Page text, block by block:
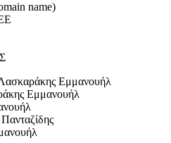
name)
Εμμανουήλ
Εμμανουήλ